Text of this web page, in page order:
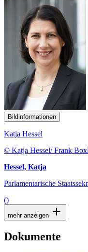
Bildinformationen
Katja Hessel
© Katja Hessel/ Frank
Hessel, Katja
Parlamentarische
()
mehr anzeigen
Dokumente